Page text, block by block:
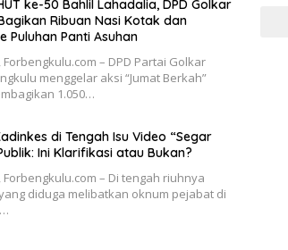
ke-50 Bahlil Lahadalia, DPD Golkar
Ribuan Nasi Kotak dan
Puluhan Panti Asuhan
Forbengkulu.com – DPD Partai Golkar
menggelar aksi “Jumat Berkah”
1.050…
di Tengah Isu Video “Segar
Ini Klarifikasi atau Bukan?
Forbengkulu.com – Di tengah riuhnya
diduga melibatkan oknum pejabat di